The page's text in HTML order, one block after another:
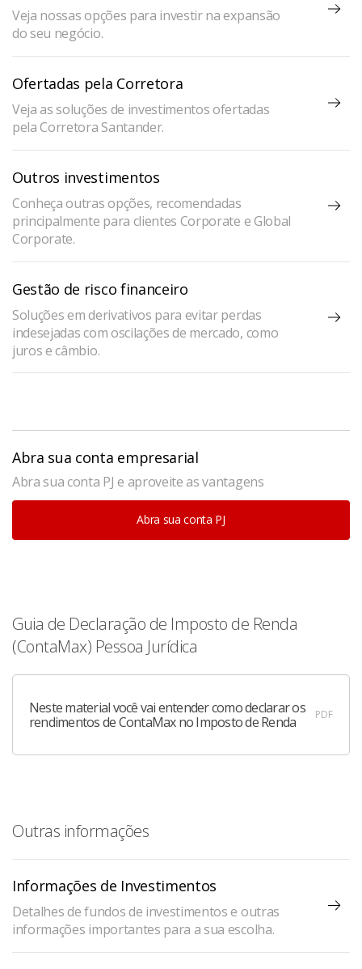
Veja nossas opções para investir na expansão
do seu negócio.
Ofertadas pela Corretora
Veja as soluções de investimentos ofertadas
pela Corretora Santander.
Outros investimentos
Conheça outras opções, recomendadas
principalmente para clientes Corporate e Global
Corporate.
Gestão de risco financeiro
Soluções em derivativos para evitar perdas
indesejadas com oscilações de mercado, como
juros e câmbio.
Abra sua conta empresarial
Abra sua conta PJ e aproveite as vantagens
Abra sua conta PJ
Guia de Declaração de Imposto de Renda
(ContaMax) Pessoa Jurídica
Neste material você vai entender como declarar os
rendimentos de ContaMax no Imposto de Renda
PDF
Outras informações
Informações de Investimentos
Detalhes de fundos de investimentos e outras
informações importantes para a sua escolha.